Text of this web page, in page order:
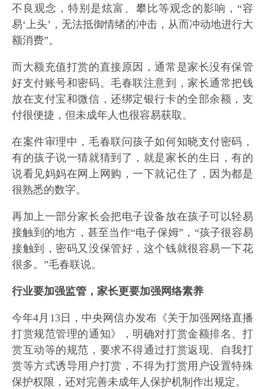
不良观念，特别是炫富、攀比等观念的影响，“容
易‘上头’，无法抵御情绪的冲击，从而冲动地进行大
额消费”。
而大额充值打赏的直接原因，通常是家长没有保管
好支付账号和密码。毛春联注意到，家长通常把钱
放在支付宝和微信，还绑定银行卡的全部余额，支
付很便捷，但未成年人也很容易获取。
在案件审理中，毛春联问孩子如何知晓支付密码，
有的孩子说一猜就猜到了，就是家长的生日，有的
说看见妈妈在网上网购，一下就记住了，因为都是
很熟悉的数字。
再加上一部分家长会把电子设备放在孩子可以轻易
接触到的地方，甚至当作“电子保姆”，“孩子很容易
接触到，密码又没保管好，这个钱就很容易一下花
很多。”毛春联说。
行业要加强监管，家长更要加强网络素养
今年4月13日，中央网信办发布《关于加强网络直播
打赏规范管理的通知》，明确对打赏金额排名、打
赏互动等的规范，要求不得通过打赏返现、自我打
赏等方式诱导用户打赏，不得为打赏用户设置特殊
保护权限，还对完善未成年人保护机制作出规定。